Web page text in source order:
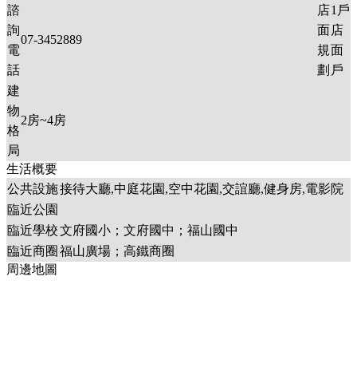
諮
詢
電
話
07-3452889
店
面
規
劃
1戶
店
面
戶
建
物
格
局
2房~4房
生活概要
公共設施接待大廳,中庭花園,空中花園,交誼廳,健身房,電影院
臨近公園
臨近學校文府國小；文府國中；福山國中
臨近商圈 福山廣場；高鐵商圈
周邊地圖